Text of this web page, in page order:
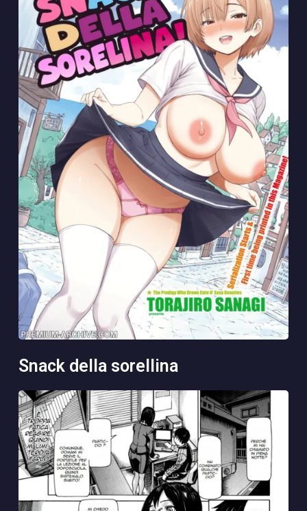
snack della sorellina